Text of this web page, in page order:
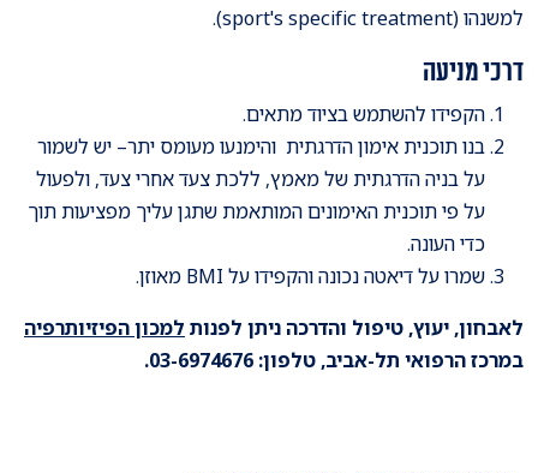
למשנהו (sport's specific treatment).
דרכי מניעה
הקפידו להשתמש בציוד מתאים.
בנו תוכנית אימון הדרגתית והימנעו מעומס יתר– יש לשמור
על בניה הדרגתית של מאמץ, ללכת צעד אחרי צעד, ולפעול
על פי תוכנית האימונים המותאמת שתגן עליך מפציעות תוך
כדי העונה.
שמרו על דיאטה נכונה והקפידו על BMI מאוזן.
לאבחון, יעוץ, טיפול והדרכה ניתן לפנות למכון הפיזיותרפיה
במרכז הרפואי תל-אביב, טלפון: 03-6974676.